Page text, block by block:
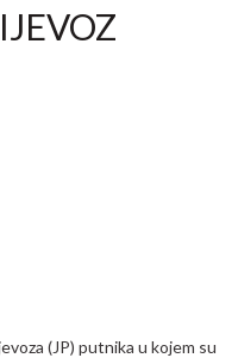
(JP) putnika u kojem su